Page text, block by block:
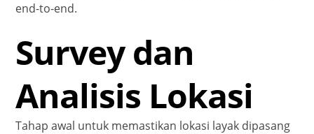
end-to-end.
Survey dan
Analisis Lokasi
Tahap awal untuk memastikan lokasi layak dipasang